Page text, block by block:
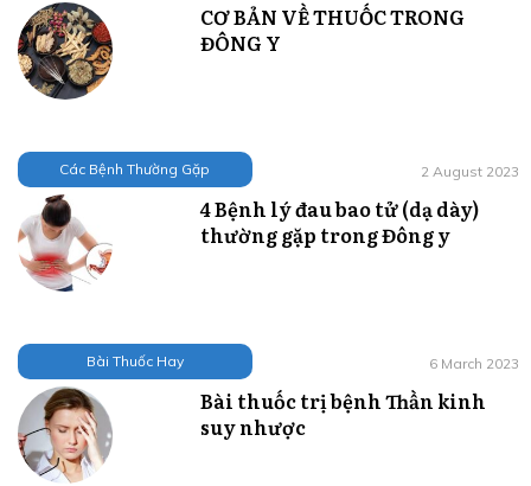
CƠ BẢN VỀ THUỐC TRONG
ĐÔNG Y
Các Bệnh Thường Gặp 2 August 2023
4 Bệnh lý đau bao tử (dạ dày)
thường gặp trong Đông y
Bài Thuốc Hay 6 March 2023
Bài thuốc trị bệnh Thần kinh
suy nhược